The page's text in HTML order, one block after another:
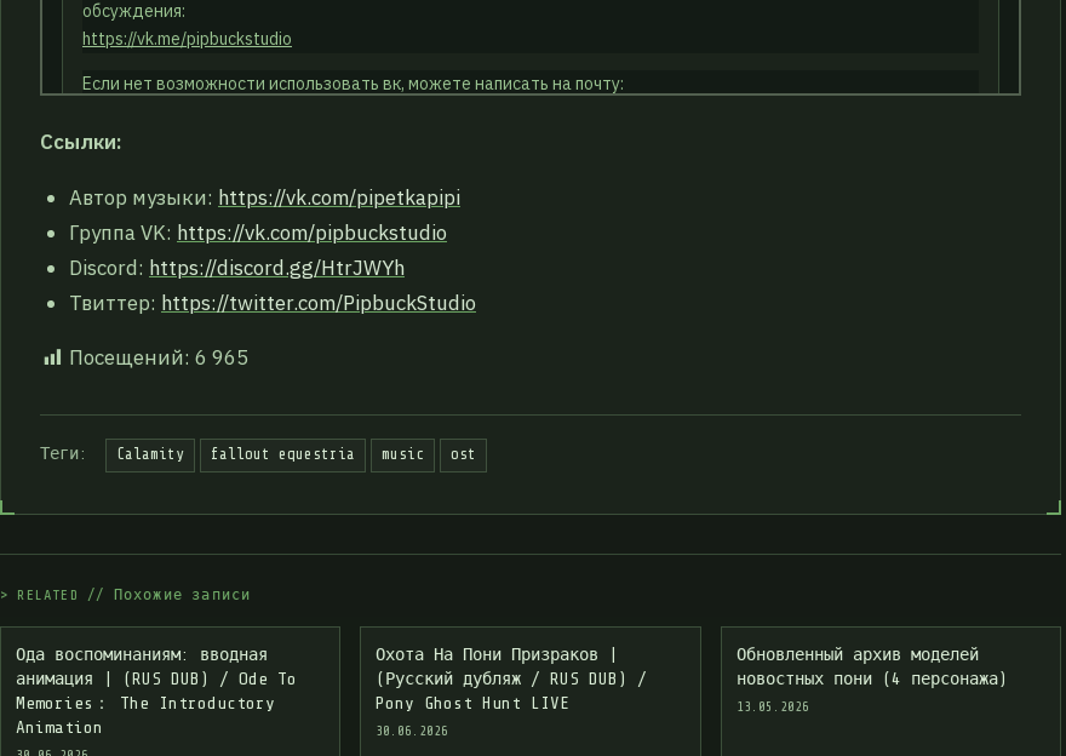
Ссылки:
Автор музыки: https://vk.com/pipetkapipi
Группа VK: https://vk.com/pipbuckstudio
Discord: https://discord.gg/HtrJWYh
Твиттер: https://twitter.com/PipbuckStudio
Посещений: 6 965
Теги: Calamity fallout equestria music ost
> R E LATE D // Похож ие з а писи
Ода воспоминаниям: вводная
анимация | (RUS DUB) / Ode To
Memories： The Introductory
Animation
Охота На Пони Призраков |
(Русский дубляж / RUS DUB) /
Pony Ghost Hunt LIVE
30.06.2026
Обновленный архив моделей
новостных пони (4 персонажа)
13.05.2026